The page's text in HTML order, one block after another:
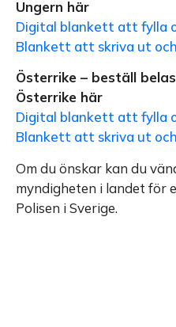
Ungern här
Digital blankett att fylla
Blankett att skriva ut
Österrike – beställ
Österrike här
Digital blankett att fylla
Blankett att skriva ut
Om du önskar kan du
myndigheten i landet för
Polisen i Sverige.